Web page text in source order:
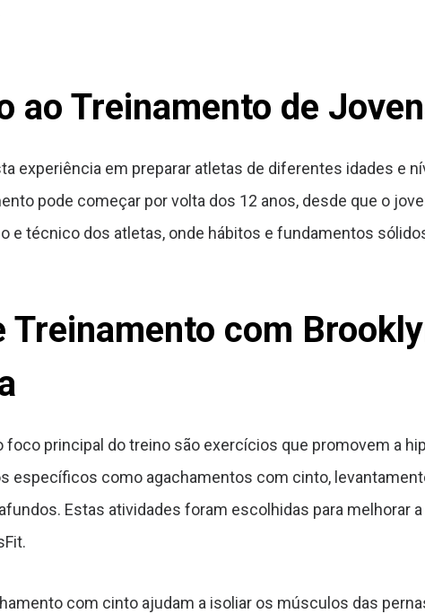
ao Treinamento de
experiência em preparar atletas de diferentes idades e
pode começar por volta dos 12 anos, desde que o
e técnico dos atletas, onde hábitos e fundamentos
Treinamento com
foco principal do treino são exercícios que promovem a
específicos como agachamentos com cinto,
Estas atividades foram escolhidas para melhorar
com cinto ajudam a isoliar os músculos das